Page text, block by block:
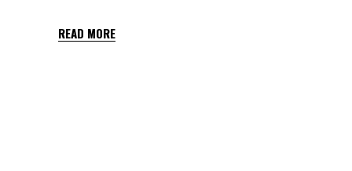
READ MORE